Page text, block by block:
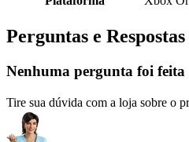
Perguntas e Respostas
Nenhuma pergunta foi
Tire sua dúvida com a loja sobre o